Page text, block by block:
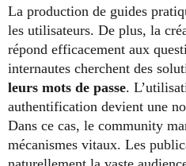
La production de guides
les utilisateurs. De plus, la
répond efficacement aux
internautes cherchent des
leurs mots de passe.
authentification devient une
Dans ce cas, le community
mécanismes vitaux. Les